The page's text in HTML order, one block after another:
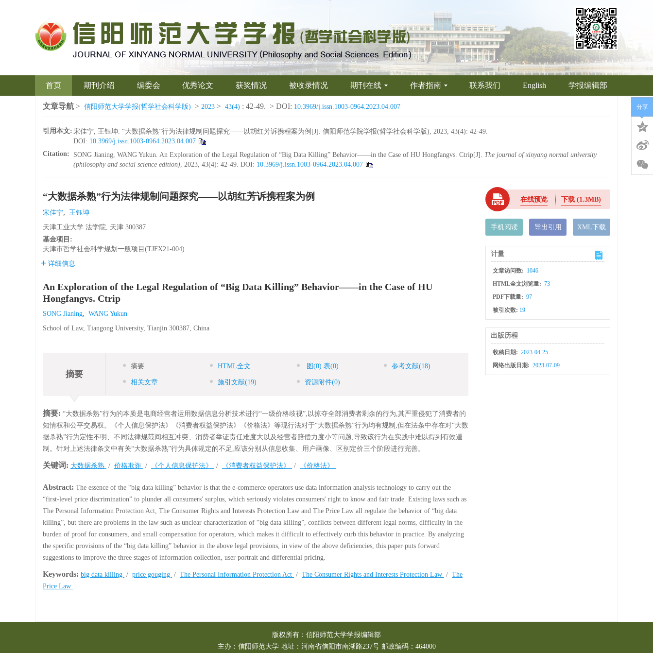
首页 期刊介绍 编委会 优秀论文 获奖情况 被收录情况 期刊在线 作者指南 联系我们 English 学报编辑部
文章导航 > 信阳师范大学学报(哲学社会科学版) > 2023 > 43(4) : 42-49. > DOI: 10.3969/j.issn.1003-0964.2023.04.007
引用本文: 宋佳宁, 王钰坤. “大数据杀熟”行为法律规制问题探究——以胡红芳诉携程案为例[J]. 信阳师范学院学报(哲学社会科学版), 2023, 43(4): 42-49.
DOI: 10.3969/j.issn.1003-0964.2023.04.007
Citation:
SONG Jianing, WANG Yukun. An Exploration of the Legal Regulation of “Big Data Killing” Behavior——in the Case of HU Hongfangvs. Ctrip[J]. The journal of xinyang normal university
(philosophy and social science edition), 2023, 43(4): 42-49. DOI: 10.3969/j.issn.1003-0964.2023.04.007
“大数据杀熟”行为法律规制问题探究——以胡红芳诉携程案为例
宋佳宁, 王钰坤
天津工业大学 法学院, 天津 300387
基金项目:
天津市哲学社会科学规划一般项目(TJFX21-004)
详细信息
An Exploration of the Legal Regulation of “Big Data Killing” Behavior——in the Case of HU
Hongfangvs. Ctrip
SONG Jianing, WANG Yukun
School of Law, Tiangong University, Tianjin 300387, China
摘要
摘要 HTML全文 图 (0) 表(0) 参考文献(18)
相关文章 施引文献(19) 资源附件(0)
摘要: “大数据杀熟”行为的本质是电商经营者运用数据信息分析技术进行“一级价格歧视”,以掠夺全部消费者剩余的行为,其严重侵犯了消费者的
知情权和公平交易权。《个人信息保护法》《消费者权益保护法》《价格法》等现行法对于“大数据杀熟”行为均有规制,但在法条中存在对“大数
据杀熟”行为定性不明、不同法律规范间相互冲突、消费者举证责任难度大以及经营者赔偿力度小等问题,导致该行为在实践中难以得到有效遏
制。针对上述法律条文中有关“大数据杀熟”行为具体规定的不足,应该分别从信息收集、用户画像、区别定价三个阶段进行完善。
关键词: 大数据杀熟 / 价格欺诈 / 《个人信息保护法》 / 《消费者权益保护法》 / 《价格法》
Abstract: The essence of the “big data killing” behavior is that the e-commerce operators use data information analysis technology to carry out the
“first-level price discrimination” to plunder all consumers' surplus, which seriously violates consumers' right to know and fair trade. Existing laws such as
The Personal Information Protection Act, The Consumer Rights and Interests Protection Law and The Price Law all regulate the behavior of “big data
killing”, but there are problems in the law such as unclear characterization of “big data killing”, conflicts between different legal norms, difficulty in the
burden of proof for consumers, and small compensation for operators, which makes it difficult to effectively curb this behavior in practice. By analyzing
the specific provisions of the “big data killing” behavior in the above legal provisions, in view of the above deficiencies, this paper puts forward
suggestions to improve the three stages of information collection, user portrait and differential pricing.
Keywords: big data killing / price gouging / The Personal Information Protection Act / The Consumer Rights and Interests Protection Law / The
Price Law
在线预览 下载(1.3MB)
手机阅读 导出引用 XML下载
计量
文章访问数: 1046
HTML全文浏览量: 73
PDF下载量: 97
被引次数: 19
出版历程
收稿日期: 2023-04-25
网络出版日期: 2023-07-09
分享
版权所有：信阳师范大学学报编辑部
主办：信阳师范大学 地址：河南省信阳市南湖路237号 邮政编码：464000